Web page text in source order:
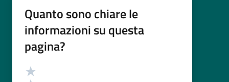
Quanto sono chiare le
informazioni su questa
pagina?
Valutazione